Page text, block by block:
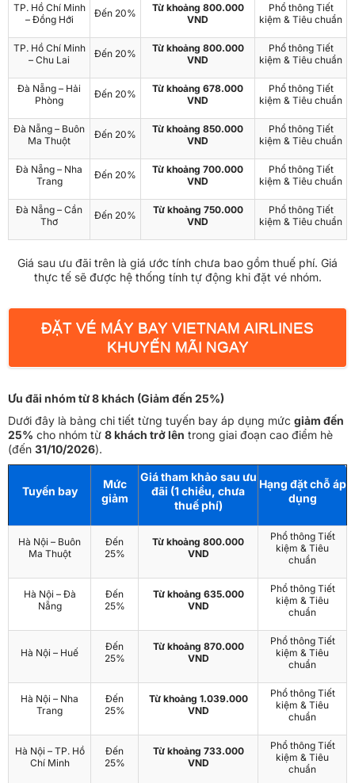
TP. Hồ Chí Minh
– Đồng Hới
Đến 20%
Từ khoảng 800.000
VND
Phổ thông Tiết
kiệm & Tiêu chuẩn
TP. Hồ Chí Minh
– Chu Lai
Đến 20%
Từ khoảng 800.000
VND
Phổ thông Tiết
kiệm & Tiêu chuẩn
Đà Nẵng – Hải
Phòng
Đến 20%
Từ khoảng 678.000
VND
Phổ thông Tiết
kiệm & Tiêu chuẩn
Đà Nẵng – Buôn
Ma Thuột
Đến 20%
Từ khoảng 850.000
VND
Phổ thông Tiết
kiệm & Tiêu chuẩn
Đà Nẵng – Nha
Trang
Đến 20%
Từ khoảng 700.000
VND
Phổ thông Tiết
kiệm & Tiêu chuẩn
Đà Nẵng – Cần
Thơ
Đến 20%
Từ khoảng 750.000
VND
Phổ thông Tiết
kiệm & Tiêu chuẩn
Giá sau ưu đãi trên là giá ước tính chưa bao gồm thuế phí. Giá
thực tế sẽ được hệ thống tính tự động khi đặt vé nhóm.
ĐẶT VÉ MÁY BAY VIETNAM AIRLINES
KHUYẾN MÃI NGAY
Ưu đãi nhóm từ 8 khách (Giảm đến 25%)
Dưới đây là bảng chi tiết từng tuyến bay áp dụng mức giảm đến
25% cho nhóm từ 8 khách trở lên trong giai đoạn cao điểm hè
(đến 31/10/2026).
Tuyến bay
Mức
giảm
Giá tham khảo sau ưu
đãi (1 chiều, chưa
thuế phí)
Hạng đặt chỗ áp
dụng
Hà Nội – Buôn
Ma Thuột
Đến
25%
Từ khoảng 800.000
VND
Phổ thông Tiết
kiệm & Tiêu
chuẩn
Hà Nội – Đà
Nẵng
Đến
25%
Từ khoảng 635.000
VND
Phổ thông Tiết
kiệm & Tiêu
chuẩn
Hà Nội – Huế
Đến
25%
Từ khoảng 870.000
VND
Phổ thông Tiết
kiệm & Tiêu
chuẩn
Hà Nội – Nha
Trang
Đến
25%
Từ khoảng 1.039.000
VND
Phổ thông Tiết
kiệm & Tiêu
chuẩn
Hà Nội – TP. Hồ
Chí Minh
Đến
25%
Từ khoảng 733.000
VND
Phổ thông Tiết
kiệm & Tiêu
chuẩn